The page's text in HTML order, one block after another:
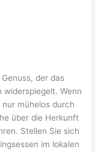
der das
widerspiegelt. Wenn
mühelos durch
über die Herkunft
Stellen Sie sich
im lokalen